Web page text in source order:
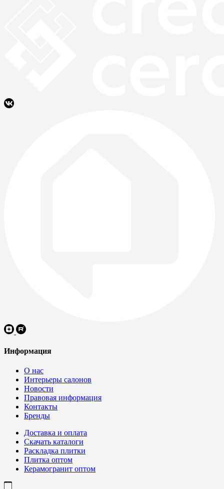
Информация
О нас
Интерьеры салонов
Новости
Правовая информация
Контакты
Бренды
Доставка и оплата
Скачать каталоги
Раскладка плитки
Плитка оптом
Керамогранит оптом